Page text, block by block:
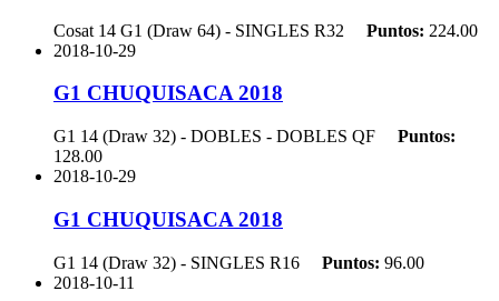
Cosat 14 G1 (Draw 64) - SINGLES R32 Puntos: 224.00
2018-10-29
G1 CHUQUISACA 2018
G1 14 (Draw 32) - DOBLES - DOBLES QF
Puntos:
128.00
2018-10-29
G1 CHUQUISACA 2018
G1 14 (Draw 32) - SINGLES R16 Puntos: 96.00
2018-10-11